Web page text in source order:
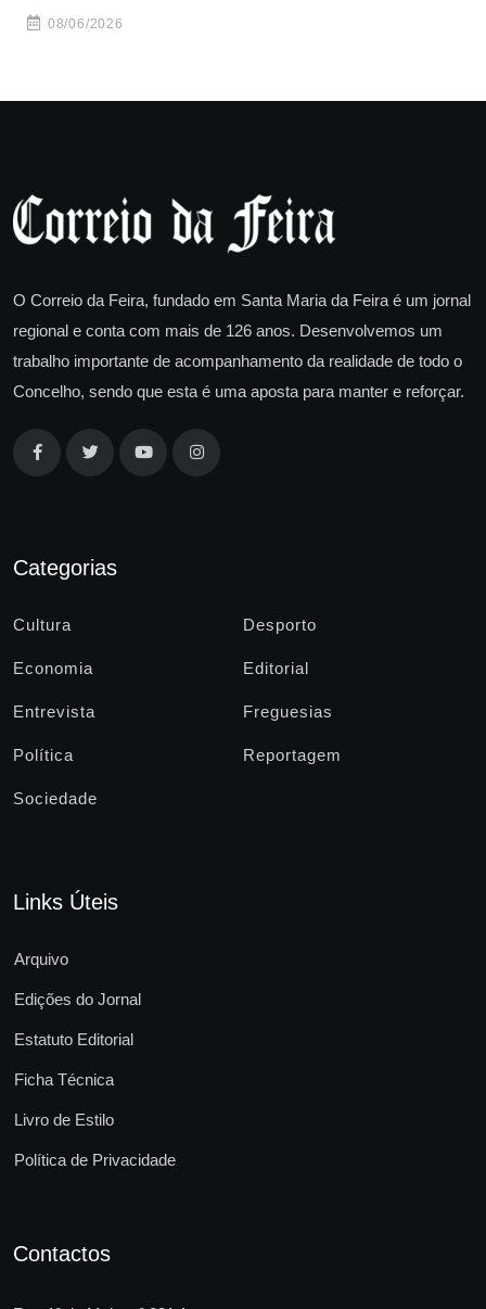
08/06/2026
O Correio da Feira, fundado em Santa Maria da Feira é um jornal
regional e conta com mais de 126 anos. Desenvolvemos um
trabalho importante de acompanhamento da realidade de todo o
Concelho, sendo que esta é uma aposta para manter e reforçar.
Categorias
Cultura Desporto
Economia Editorial
Entrevista Freguesias
Política Reportagem
Sociedade
Links Úteis
Arquivo
Edições do Jornal
Estatuto Editorial
Ficha Técnica
Livro de Estilo
Política de Privacidade
Contactos